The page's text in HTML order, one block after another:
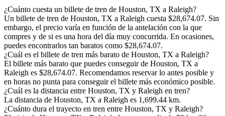
¿Cuánto cuesta un billete de tren de Houston, TX a Raleigh?
Un billete de tren de Houston, TX a Raleigh cuesta $28,674.07. Sin
embargo, el precio varía en función de la antelación con la que
compres y de si es una hora del día muy concurrida. En ocasiones,
puedes encontrarlos tan baratos como $28,674.07.
¿Cuál es el billete de tren más barato de Houston, TX a Raleigh?
El billete más barato que puedes conseguir de Houston, TX a
Raleigh es $28,674.07. Recomendamos reservar lo antes posible y
en horas no punta para conseguir el billete más económico posible.
¿Cuál es la distancia entre Houston, TX y Raleigh en tren?
La distancia de Houston, TX a Raleigh es 1,699.44 km.
¿Cuánto dura el trayecto en tren entre Houston, TX y Raleigh?